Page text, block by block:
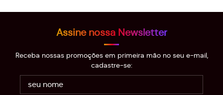
Assine nossa Newsletter
Receba nossas promoções em primeira mão no seu e-mail,
cadastre-se: